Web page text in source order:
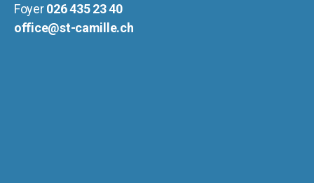
Foyer026 435 23 40
office@st-camille.ch